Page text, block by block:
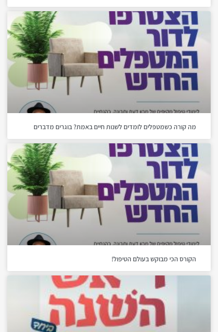
מה קורה כשמטפלים לומדים לשנות חיים באמת? בוגרים מדברים
הקורס הכי מבוקש בעולם הטיפול!